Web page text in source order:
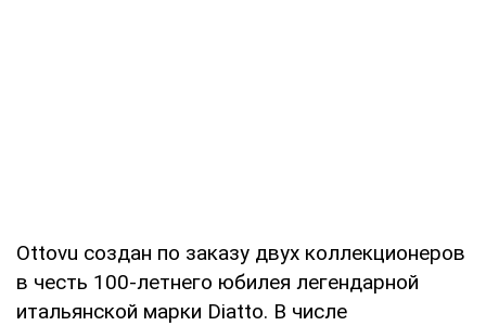
Ottovu создан по заказу двух коллекционеров
в честь 100-летнего юбилея легендарной
итальянской марки Diatto. В числе